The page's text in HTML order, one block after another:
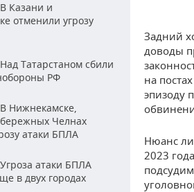
Казани и
отменили угрозу
Татарстаном сбили
РФ
Нижнекамске,
Челнах
атаки БПЛА
Угроза атаки БПЛА
в двух городах
Задний
доводы
на
эпизоду
Нюанс
2023